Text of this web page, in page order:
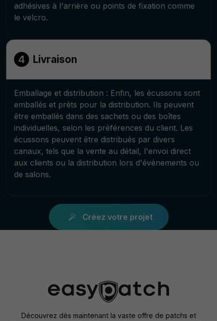
adhésives à l'arrière ou points de fixation comme
le velcro.
Livraison
Emballage et distribution : Enfin, les écussons sont
emballés et prêts pour la distribution. Ils peuvent
être emballés dans des sachets ou des boîtes
individuelles, selon les préférences du client. Les
écussons peuvent être distribués par divers
canaux, tels que la vente au détail, l'envoi direct
aux clients ou la distribution lors d'événements ou
de salons.
Créez votre projet
Découvrez dès maintenant la vaste offre de patchs et